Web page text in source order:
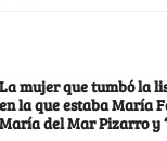
La mujer que tumbó la
en la que estaba María
María del Mar Pizarro y